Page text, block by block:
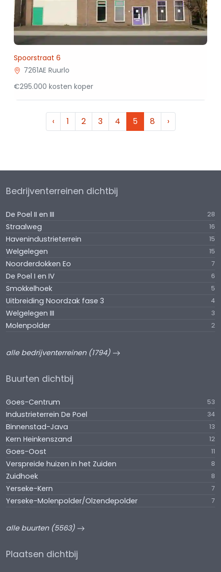
Spoorstraat 6
7261AE Ruurlo
€295.000 kosten koper
‹ 1 2 3 4 5 8 ›
Bedrijventerreinen dichtbij
De Poel II en III 28
Straalweg 16
Havenindustrieterrein 15
Welgelegen 15
Noorderdokken Eo 7
De Poel I en IV 6
Smokkelhoek 5
Uitbreiding Noordzak fase 3 4
Welgelegen III 3
Molenpolder 2
alle bedrijventerreinen (1794)
Buurten dichtbij
Goes-Centrum 53
Industrieterrein De Poel 34
Binnenstad-Java 13
Kern Heinkenszand 12
Goes-Oost 11
Verspreide huizen in het Zuiden 8
Zuidhoek 8
Yerseke-Kern 7
Yerseke-Molenpolder/Olzendepolder 7
alle buurten (5563)
Plaatsen dichtbij